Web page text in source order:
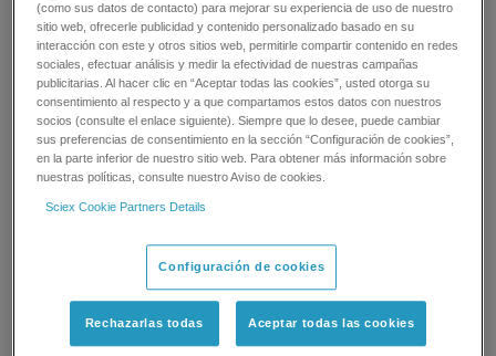
con la tecnología de espectrometría de masas de alta
resolución.
Más información
(como sus datos de contacto) para mejorar su experiencia de uso de nuestro
sitio web, ofrecerle publicidad y contenido personalizado basado en su
interacción con este y otros sitios web, permitirle compartir contenido en redes
sociales, efectuar análisis y medir la efectividad de nuestras campañas
publicitarias. Al hacer clic en “Aceptar todas las cookies”, usted otorga su
consentimiento al respecto y a que compartamos estos datos con nuestros
socios (consulte el enlace siguiente). Siempre que lo desee, puede cambiar
sus preferencias de consentimiento en la sección “Configuración de cookies”,
en la parte inferior de nuestro sitio web. Para obtener más información sobre
nuestras políticas, consulte nuestro Aviso de cookies.
Sciex Cookie Partners Details
Configuración de cookies
Rechazarlas todas Aceptar todas las cookies